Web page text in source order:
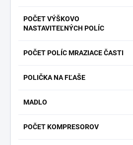
POČET VÝŠKOVO
NASTAVITEĽNÝCH POLÍC
POČET POLÍC MRAZIACE ČASTI
POLIČKA NA FĽAŠE
MADLO
POČET KOMPRESOROV